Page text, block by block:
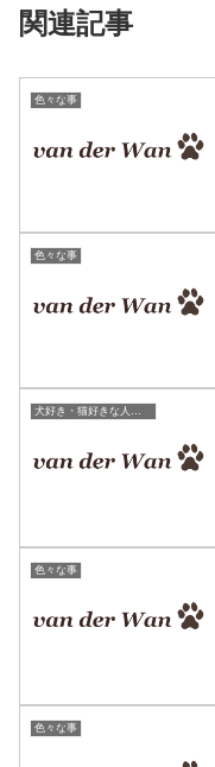
関連記事
色々な事
色々な事
犬好き・猫好きな人にお勧めの誕生日プレゼント
色々な事
色々な事